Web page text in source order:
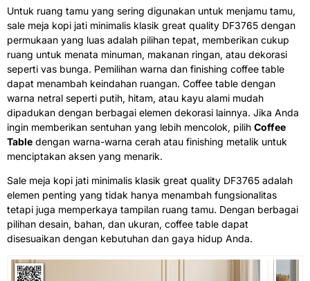
Untuk ruang tamu yang sering digunakan untuk menjamu tamu,
sale meja kopi jati minimalis klasik great quality DF3765 dengan
permukaan yang luas adalah pilihan tepat, memberikan cukup
ruang untuk menata minuman, makanan ringan, atau dekorasi
seperti vas bunga. Pemilihan warna dan finishing coffee table
dapat menambah keindahan ruangan. Coffee table dengan
warna netral seperti putih, hitam, atau kayu alami mudah
dipadukan dengan berbagai elemen dekorasi lainnya. Jika Anda
ingin memberikan sentuhan yang lebih mencolok, pilih Coffee
Table dengan warna-warna cerah atau finishing metalik untuk
menciptakan aksen yang menarik.
Sale meja kopi jati minimalis klasik great quality DF3765 adalah
elemen penting yang tidak hanya menambah fungsionalitas
tetapi juga memperkaya tampilan ruang tamu. Dengan berbagai
pilihan desain, bahan, dan ukuran, coffee table dapat
disesuaikan dengan kebutuhan dan gaya hidup Anda.